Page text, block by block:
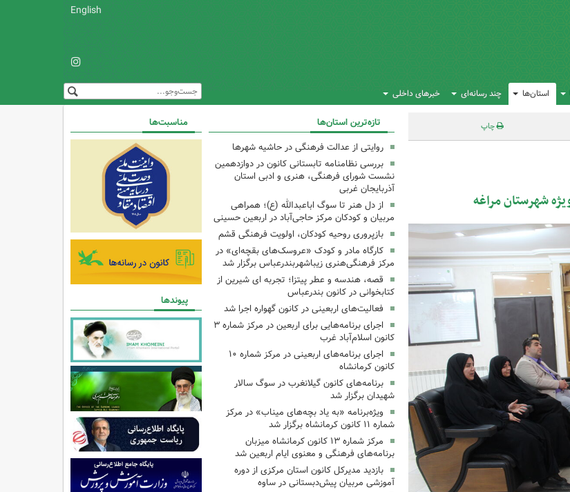
English
استان‌ها چند رسانه‌ای خبرهای داخلی
چاپ
شهرستان مراغه
تازه‌ترین استان‌ها
روایتی از عدالت فرهنگی در حاشیه شهرها
بررسی نظامنامه تابستانی کانون در دوازدهمین
نشست شورای فرهنگی، هنری و ادبی استان
آذربایجان غربی
از دل هنر تا سوگ اباعبدالله (ع)؛ همراهی
مربیان و کودکان مرکز حاجی‌آباد در اربعین حسینی
بازپروری روحیه کودکان، اولویت فرهنگی قشم
کارگاه مادر و کودک «عروسک‌های بقچه‌ای» در
مرکز فرهنگی‌هنری زیباشهربندرعباس برگزار شد
قصه، هندسه و عطر پیتزا؛ تجربه ای شیرین از
کتابخوانی در کانون بندرعباس
فعالیت‌های اربعینی در کانون گهواره اجرا شد
اجرای برنامه‌هایی برای اربعین در مرکز شماره ۳
کانون اسلام‌آباد غرب
اجرای برنامه‌های اربعینی در مرکز شماره ۱۰
کانون کرمانشاه
برنامه‌های کانون گیلانغرب در سوگ سالار
شهیدان برگزار شد
ویژه‌برنامه «به یاد بچه‌های میناب» در مرکز
شماره ۱۱ کانون کرمانشاه برگزار شد
مرکز شماره ۱۳ کانون کرمانشاه میزبان
برنامه‌های فرهنگی و معنوی ایام اربعین شد
بازدید مدیرکل کانون استان مرکزی از دوره
آموزشی مربیان پیش‌دبستانی در ساوه
مناسبت‌ها
پیوندها